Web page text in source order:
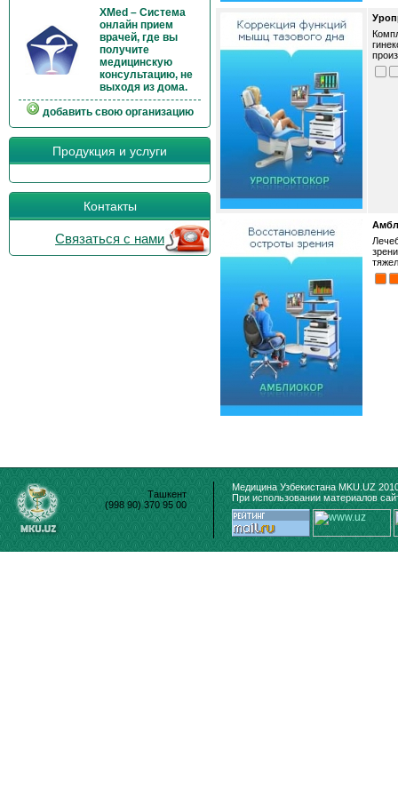
XMed – Система
онлайн прием
врачей, где вы
получите
медицинскую
консультацию, не
выходя из дома.
добавить свою организацию
Продукция и услуги
Контакты
Связаться с нами
Ташкент
(998 90) 370 95 00
Медицина Узбекистана MKU.UZ
При использовании материалов